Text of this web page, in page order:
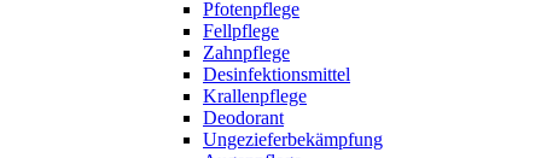
Pfotenpflege
Fellpflege
Zahnpflege
Desinfektionsmittel
Krallenpflege
Deodorant
Ungezieferbekämpfung